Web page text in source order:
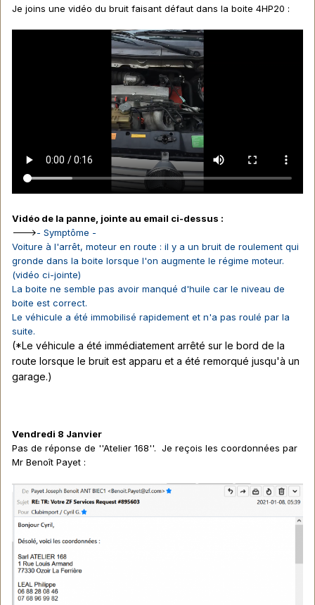
Je joins une vidéo du bruit faisant défaut dans la boite 4HP20 :
Vidéo de la panne, jointe au email ci-dessus :
--->- Symptôme -
Voiture à l'arrêt, moteur en route : il y a un bruit de roulement qui
gronde dans la boite lorsque l'on augmente le régime moteur.
(vidéo ci-jointe)
La boite ne semble pas avoir manqué d'huile car le niveau de
boite est correct.
Le véhicule a été immobilisé rapidement et n'a pas roulé par la
suite.
(*Le véhicule a été immédiatement arrêté sur le bord de la
route lorsque le bruit est apparu et a été remorqué jusqu'à un
garage.)
Vendredi 8 Janvier
Pas de réponse de ''Atelier 168''. Je reçois les coordonnées par
Mr Benoît Payet :